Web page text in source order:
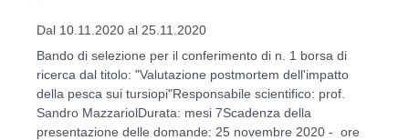
Dal 10.11.2020 al 25.11.2020
Bando di selezione per il conferimento di n. 1 borsa di
ricerca dal titolo: "Valutazione postmortem dell'impatto
della pesca sui tursiopi"Responsabile scientifico: prof.
Sandro MazzariolDurata: mesi 7Scadenza della
presentazione delle domande: 25 novembre 2020 - ore